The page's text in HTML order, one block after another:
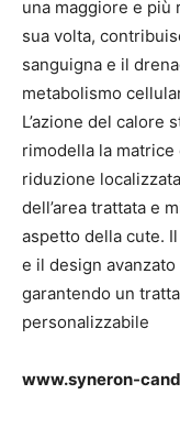
una maggiore e più
sua volta,
sanguigna e il
metabolismo
L’azione del calore
rimodella la
riduzione
dell’area trattata e
aspetto della cute.
e il design avanzato
garantendo un
personalizzabile
www.syneron-